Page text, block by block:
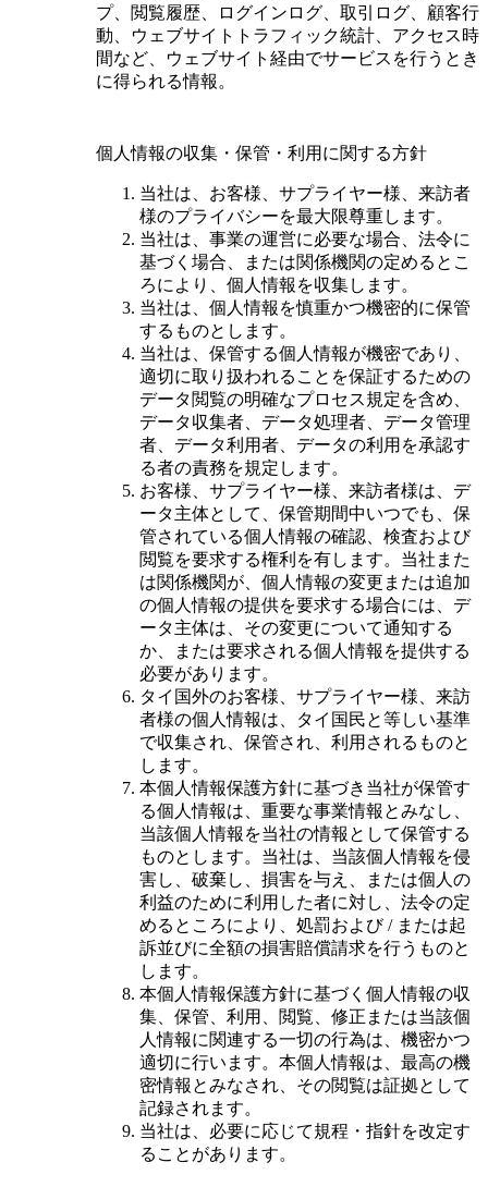
プ、閲覧履歴、ログインログ、取引ログ、顧客行
動、ウェブサイトトラフィック統計、アクセス時
間など、ウェブサイト経由でサービスを行うとき
に得られる情報。
個人情報の収集・保管・利用に関する方針
当社は、お客様、サプライヤー様、来訪者
様のプライバシーを最大限尊重します。
当社は、事業の運営に必要な場合、法令に
基づく場合、または関係機関の定めるとこ
ろにより、個人情報を収集します。
当社は、個人情報を慎重かつ機密的に保管
するものとします。
当社は、保管する個人情報が機密であり、
適切に取り扱われることを保証するための
データ閲覧の明確なプロセス規定を含め、
データ収集者、データ処理者、データ管理
者、データ利用者、データの利用を承認す
る者の責務を規定します。
お客様、サプライヤー様、来訪者様は、デ
ータ主体として、保管期間中いつでも、保
管されている個人情報の確認、検査および
閲覧を要求する権利を有します。当社また
は関係機関が、個人情報の変更または追加
の個人情報の提供を要求する場合には、デ
ータ主体は、その変更について通知する
か、または要求される個人情報を提供する
必要があります。
タイ国外のお客様、サプライヤー様、来訪
者様の個人情報は、タイ国民と等しい基準
で収集され、保管され、利用されるものと
します。
本個人情報保護方針に基づき当社が保管す
る個人情報は、重要な事業情報とみなし、
当該個人情報を当社の情報として保管する
ものとします。当社は、当該個人情報を侵
害し、破棄し、損害を与え、または個人の
利益のために利用した者に対し、法令の定
めるところにより、処罰および / または起
訴並びに全額の損害賠償請求を行うものと
します。
本個人情報保護方針に基づく個人情報の収
集、保管、利用、閲覧、修正または当該個
人情報に関連する一切の行為は、機密かつ
適切に行います。本個人情報は、最高の機
密情報とみなされ、その閲覧は証拠として
記録されます。
当社は、必要に応じて規程・指針を改定す
ることがあります。